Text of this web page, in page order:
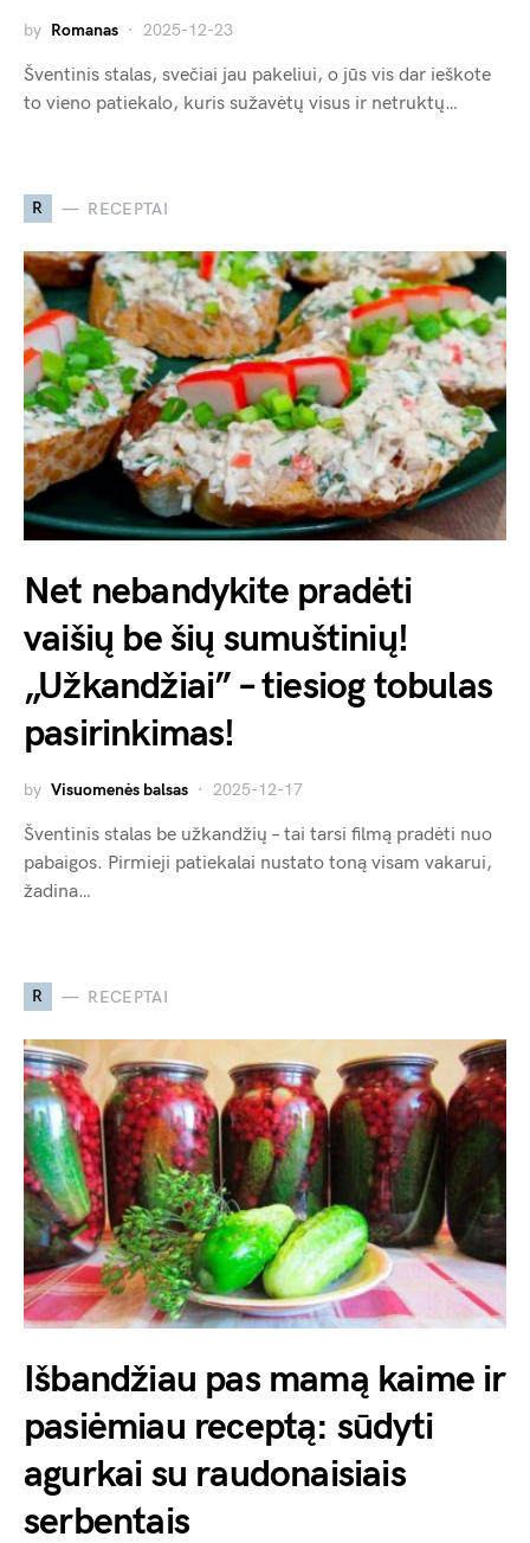
by Romanas 2025-12-23
Šventinis stalas, svečiai jau pakeliui, o jūs vis dar ieškote
to vieno patiekalo, kuris sužavėtų visus ir netruktų…
R RECEPTAI
Net nebandykite pradėti
vaišių be šių sumuštinių!
„Užkandžiai” – tiesiog tobulas
pasirinkimas!
by Visuomenės balsas 2025-12-17
Šventinis stalas be užkandžių – tai tarsi filmą pradėti nuo
pabaigos. Pirmieji patiekalai nustato toną visam vakarui,
žadina…
R RECEPTAI
Išbandžiau pas mamą kaime ir
pasiėmiau receptą: sūdyti
agurkai su raudonaisiais
serbentais